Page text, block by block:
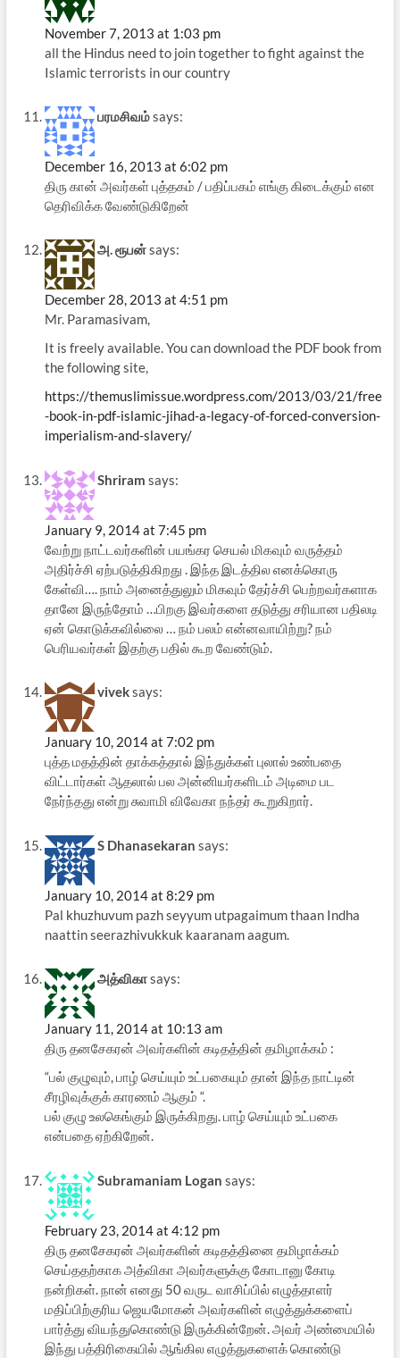
November 7, 2013 at 1:03 pm
all the Hindus need to join together to fight against the
Islamic terrorists in our country
பரமசிவம்says:
December 16, 2013 at 6:02 pm
திரு கான் அவர்கள் புத்தகம் / பதிப்பகம் எங்கு கிடைக்கும் என
தெரிவிக்க வேண்டுகிறேன்
அ. ரூபன்says:
December 28, 2013 at 4:51 pm
Mr. Paramasivam,
It is freely available. You can download the PDF book from
the following site,
https://themuslimissue.wordpress.com/2013/03/21/free
-book-in-pdf-islamic-jihad-a-legacy-of-forced-conversion-
imperialism-and-slavery/
Shriram says:
January 9, 2014 at 7:45 pm
வேற்று நாட்டவர்களின் பயங்கர செயல் மிகவும் வருத்தம்
அதிர்ச்சி ஏற்படுத்திகிறது . இந்த இடத்தில எனக்கொரு
கேள்வி…. நாம் அனைத்துலும் மிகவும் தேர்ச்சி பெற்றவர்களாக
தானே இருந்தோம் …பிறகு இவர்களை தடுத்து சரியான பதிலடி
ஏன் கொடுக்கவில்லை … நம் பலம் என்னவாயிற்று? நம்
பெரியவர்கள் இதற்கு பதில் கூற வேண்டும்.
viveksays:
January 10, 2014 at 7:02 pm
புத்த மதத்தின் தாக்கத்தால் இந்துக்கள் புலால் உண்பதை
விட்டார்கள் ஆதலால் பல அன்னியர்களிடம் அடிமை பட
நேர்ந்தது என்று சுவாமி விவேகா நந்தர் கூறுகிறார்.
S Dhanasekaran says:
January 10, 2014 at 8:29 pm
Pal khuzhuvum pazh seyyum utpagaimum thaan Indha
naattin seerazhivukkuk kaaranam aagum.
அத்விகாsays:
January 11, 2014 at 10:13 am
திரு தனசேகரன் அவர்களின் கடிதத்தின் தமிழாக்கம் :
“பல் குழுவும், பாழ் செய்யும் உட்பகையும் தான் இந்த நாட்டின்
சீரழிவுக்குக் காரணம் ஆகும் “.
பல் குழு உலகெங்கும் இருக்கிறது. பாழ் செய்யும் உட்பகை
என்பதை ஏற்கிறேன்.
Subramaniam Logan says:
February 23, 2014 at 4:12 pm
திரு தனசேகரன் அவர்களின் கடிதத்தினை தமிழாக்கம்
செய்ததற்காக அத்விகா அவர்களுக்கு கோடானு கோடி
நன்றிகள். நான் எனது 50 வருட வாசிப்பில் எழுத்தாளர்
மதிப்பிற்குரிய ஜெயமோகன் அவர்களின் எழுத்துக்களைப்
பார்த்து வியந்துகொண்டு இருக்கின்றேன். அவர் அண்மையில்
இந்து பத்திரிகையில் ஆங்கில எழுத்துகளைக் கொண்டு